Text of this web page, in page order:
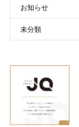
お知らせ
未分類